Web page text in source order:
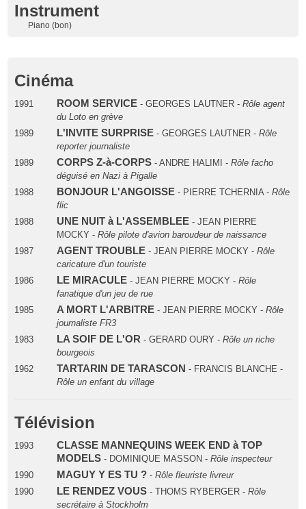
Instrument
Piano (bon)
Cinéma
1991 ROOM SERVICE- GEORGES LAUTNER - Rôle agent
du Loto en grève
1989
L'INVITE SURPRISE- GEORGES LAUTNER - Rôle
reporter journaliste
1989
CORPS Z-à-CORPS- ANDRE HALIMI - Rôle facho
déguisé en Nazi à Pigalle
1988
BONJOUR L'ANGOISSE- PIERRE TCHERNIA - Rôle
flic
1988
UNE NUIT à L'ASSEMBLEE- JEAN PIERRE
MOCKY - Rôle pilote d'avion baroudeur de naissance
1987
AGENT TROUBLE- JEAN PIERRE MOCKY - Rôle
caricature d'un touriste
1986
LE MIRACULE- JEAN PIERRE MOCKY - Rôle
fanatique d'un jeu de rue
1985
A MORT L'ARBITRE- JEAN PIERRE MOCKY - Rôle
journaliste FR3
1983
LA SOIF DE L'OR - GERARD OURY - Rôle un riche
bourgeois
1962
TARTARIN DE TARASCON - FRANCIS BLANCHE -
Rôle un enfant du village
Télévision
1993
CLASSE MANNEQUINS WEEK END à TOP
MODELS- DOMINIQUE MASSON - Rôle inspecteur
1990
MAGUY Y ES TU ?- Rôle fleuriste livreur
1990
LE RENDEZ VOUS- THOMS RYBERGER - Rôle
secrétaire à Stockholm